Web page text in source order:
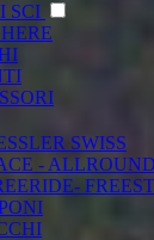
SCI
SWISS
- ALLROUND